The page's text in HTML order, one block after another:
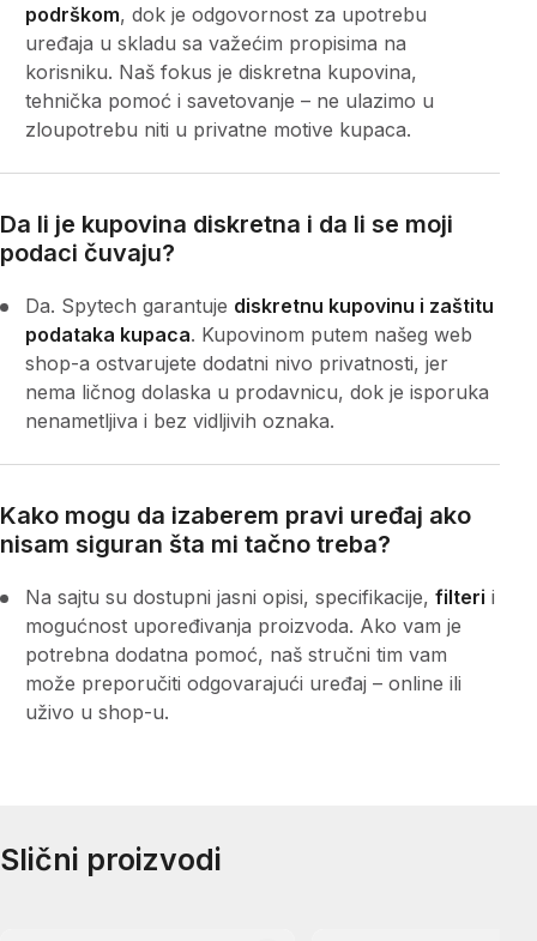
podrškom, dok je odgovornost za upotrebu
uređaja u skladu sa važećim propisima na
korisniku. Naš fokus je diskretna kupovina,
tehnička pomoć i savetovanje – ne ulazimo u
zloupotrebu niti u privatne motive kupaca.
Da li je kupovina diskretna i da li se moji
podaci čuvaju?
Da. Spytech garantuje diskretnu kupovinu i zaštitu
podataka kupaca. Kupovinom putem našeg web
shop-a ostvarujete dodatni nivo privatnosti, jer
nema ličnog dolaska u prodavnicu, dok je isporuka
nenametljiva i bez vidljivih oznaka.
Kako mogu da izaberem pravi uređaj ako
nisam siguran šta mi tačno treba?
Na sajtu su dostupni jasni opisi, specifikacije, filteri i
mogućnost upoređivanja proizvoda. Ako vam je
potrebna dodatna pomoć, naš stručni tim vam
može preporučiti odgovarajući uređaj – online ili
uživo u shop-u.
Slični proizvodi